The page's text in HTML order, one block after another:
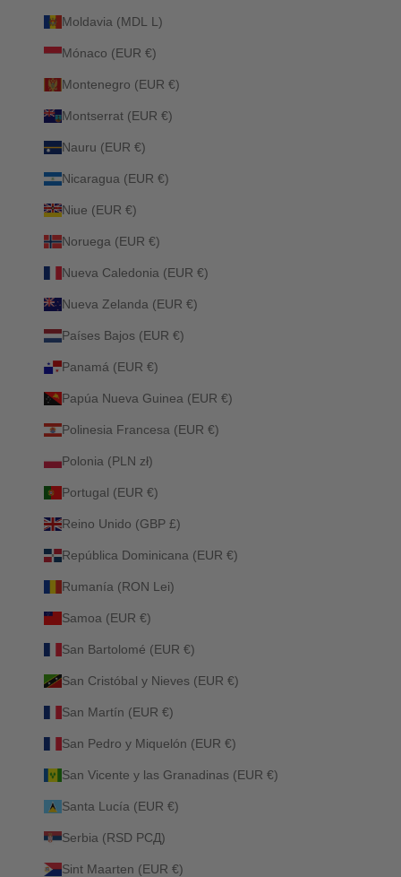
Moldavia (MDL L)
Mónaco (EUR €)
Montenegro (EUR €)
Montserrat (EUR €)
Nauru (EUR €)
Nicaragua (EUR €)
Niue (EUR €)
Noruega (EUR €)
Nueva Caledonia (EUR €)
Nueva Zelanda (EUR €)
Países Bajos (EUR €)
Panamá (EUR €)
Papúa Nueva Guinea (EUR €)
Polinesia Francesa (EUR €)
Polonia (PLN zł)
Portugal (EUR €)
Reino Unido (GBP £)
República Dominicana (EUR €)
Rumanía (RON Lei)
Samoa (EUR €)
San Bartolomé (EUR €)
San Cristóbal y Nieves (EUR €)
San Martín (EUR €)
San Pedro y Miquelón (EUR €)
San Vicente y las Granadinas (EUR €)
Santa Lucía (EUR €)
Serbia (RSD РСД)
Sint Maarten (EUR €)